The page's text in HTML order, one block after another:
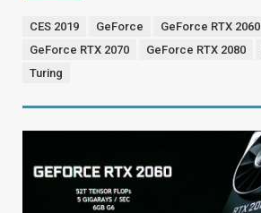
CES 2019 GeForce
GeForce RTX 2060
GeForce RTX 2070
GeForce RTX 2080
Turing